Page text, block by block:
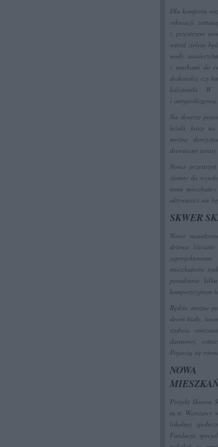
Dla komfortu
rekreacji
z przestrzeni
wśród zieleni
wody
z murkami do
deskorolce czy
kalisteniki. W
i antypoślizgową.
Na skwerze
leżaki, kosze
można
drewniane
Nowa
ziemny do
temu
aktywności nie
SKWER
Nowo
drzewa
mieszkańców
posadzenie
kompozycyjnym
Będzie można
dereń biały,
szałwia
darniowy,
Pojawią się
NOWA
Projekt Skweru
m.st. Warszawy
lokalnej
Fundacja